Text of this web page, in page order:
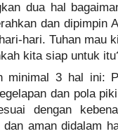
dua hal
dan dipimpin
hari. Tuhan mau
kita siap untuk
minimal 3 hal ini:
dan pola
dengan
aman didalam